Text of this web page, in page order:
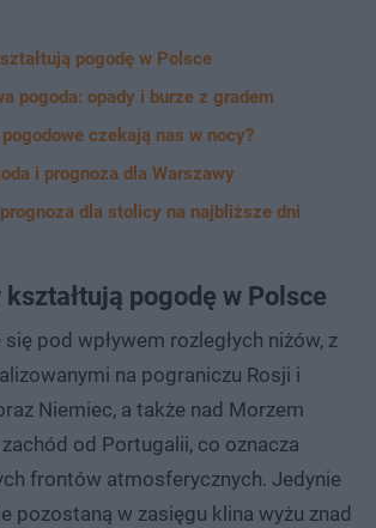
pogodę w Polsce
pogoda: opady i burze z gradem
czekają nas w nocy?
i prognoza dla Warszawy
dla stolicy na najbliższe dni
pogodę w Polsce
pod wpływem rozległych niżów, z
na pograniczu Rosji i
Niemiec, a także nad Morzem
zachód od Portugalii, co oznacza
frontów atmosferycznych. Jedynie
pozostaną w zasięgu klina wyżu znad